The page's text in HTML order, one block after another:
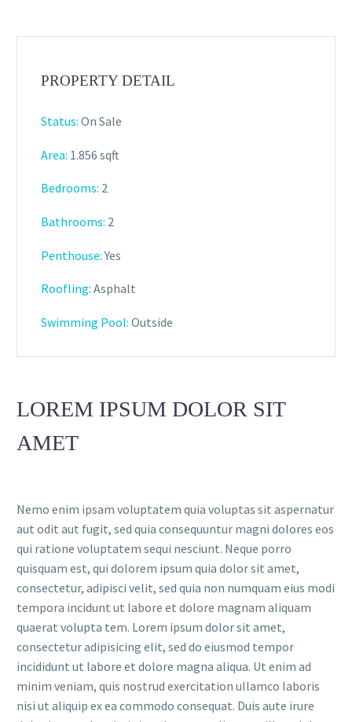
PROPERTY DETAIL
Status: On Sale
Area: 1.856 sqft
Bedrooms: 2
Bathrooms: 2
Penthouse:Yes
Roofling: Asphalt
Swimming Pool: Outside
LOREM IPSUM DOLOR SIT
AMET
Nemo enim ipsam voluptatem quia voluptas sit aspernatur
aut odit aut fugit, sed quia consequuntur magni dolores eos
qui ratione voluptatem sequi nesciunt. Neque porro
quisquam est, qui dolorem ipsum quia dolor sit amet,
consectetur, adipisci velit, sed quia non numquam eius modi
tempora incidunt ut labore et dolore magnam aliquam
quaerat volupta tem. Lorem ipsum dolor sit amet,
consectetur adipisicing elit, sed do eiusmod tempor
incididunt ut labore et dolore magna aliqua. Ut enim ad
minim veniam, quis nostrud exercitation ullamco laboris
nisi ut aliquip ex ea commodo consequat. Duis aute irure